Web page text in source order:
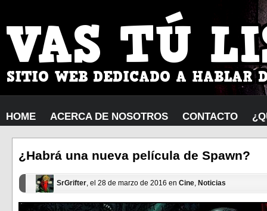
HOME ACERCA DE NOSOTROS CONTACTO
¿Habrá una nueva película de Spawn?
SrGrifter, el 28 de marzo de 2016 en Cine, Noticias